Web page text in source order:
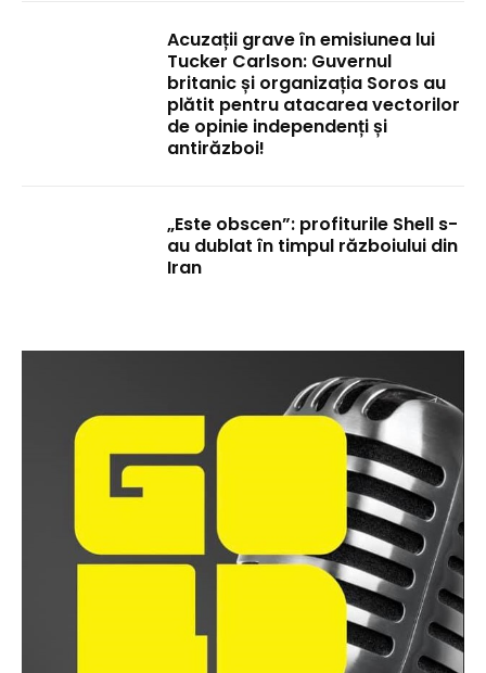
Acuzații grave în emisiunea lui
Tucker Carlson: Guvernul
britanic și organizația Soros au
plătit pentru atacarea vectorilor
de opinie independenți și
antirăzboi!
„Este obscen”: profiturile Shell s-
au dublat în timpul războiului din
Iran